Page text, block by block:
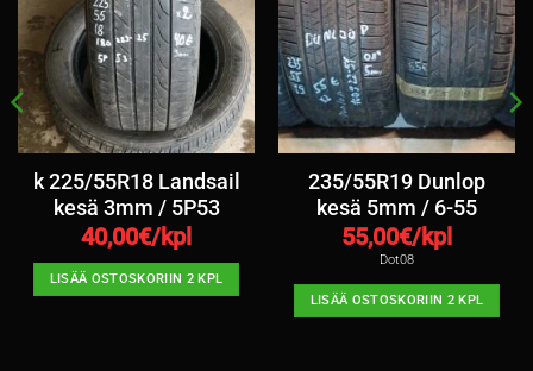
k 225/55R18 Landsail
kesä 3mm / 5P53
40,00€/kpl
LISÄÄ OSTOSKORIIN 2 KPL
235/55R19 Dunlop
kesä 5mm / 6-55
55,00€/kpl
Dot08
LISÄÄ OSTOSKORIIN 2 KPL